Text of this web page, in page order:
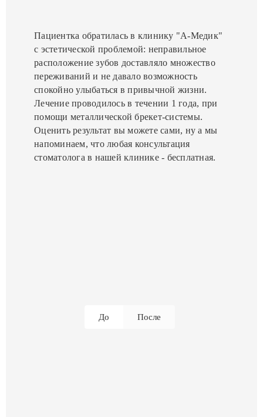
Пациентка обратилась в клинику "А-Медик"
с эстетической проблемой: неправильное
расположение зубов доставляло множество
переживаний и не давало возможность
спокойно улыбаться в привычной жизни.
Лечение проводилось в течении 1 года, при
помощи металлической брекет-системы.
Оценить результат вы можете сами, ну а мы
напоминаем, что любая консультация
стоматолога в нашей клинике - бесплатная.
До После